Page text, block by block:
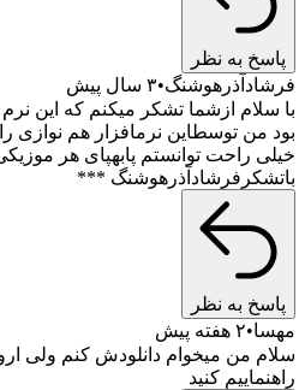
به نظر
۳ سال پیش
ازشما تشکر میکنم که این نرم
توسطاین نرمافزار هم نوازی
توانستم پابهپای هر موزیکی هم
***
به نظر
۲ هفته پیش
میخوام دانلودش کنم ولی ارور
کنید